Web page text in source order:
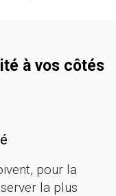
à vos côtés
pour la
la plus